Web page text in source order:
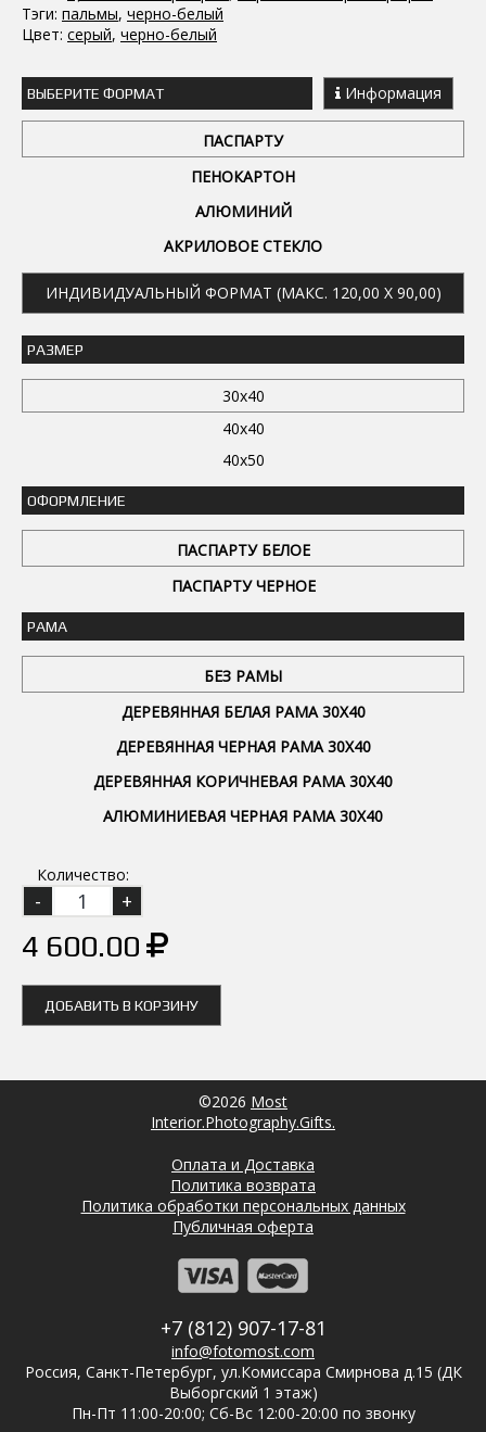
Тэги: пальмы, черно-белый
Цвет: серый, черно-белый
ВЫБЕРИТЕ ФОРМАТ Информация
ПАСПАРТУ
ПЕНОКАРТОН
АЛЮМИНИЙ
АКРИЛОВОЕ СТЕКЛО
ИНДИВИДУАЛЬНЫЙ ФОРМАТ (МАКС. 120,00 X 90,00)
РАЗМЕР
30x40
40x40
40x50
ОФОРМЛЕНИЕ
ПАСПАРТУ БЕЛОЕ
ПАСПАРТУ ЧЕРНОЕ
РАМА
БЕЗ РАМЫ
ДЕРЕВЯННАЯ БЕЛАЯ РАМА 30Х40
ДЕРЕВЯННАЯ ЧЕРНАЯ РАМА 30Х40
ДЕРЕВЯННАЯ КОРИЧНЕВАЯ РАМА 30Х40
АЛЮМИНИЕВАЯ ЧЕРНАЯ РАМА 30Х40
Количество:
4 600.00
ДОБАВИТЬ В КОРЗИНУ
©2026 Most
Interior.Photography.Gifts.
Оплата и Доставка
Политика возврата
Политика обработки персональных данных
Публичная оферта
+7 (812) 907-17-81
info@fotomost.com
Россия, Санкт-Петербург, ул.Комиссара Смирнова д.15 (ДК
Выборгский 1 этаж)
Пн-Пт 11:00-20:00; Сб-Вс 12:00-20:00 по звонку